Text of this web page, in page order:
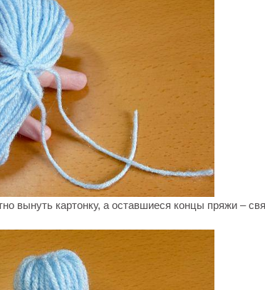
вынуть картонку, а оставшиеся концы пряжи –